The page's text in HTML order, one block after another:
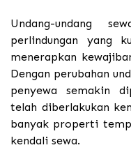
Undang-undang
perlindungan yang
menerapkan
Dengan perubahan
penyewa semakin
telah diberlakukan
banyak properti
kendali sewa.